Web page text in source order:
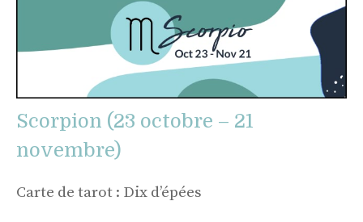
Scorpion (23 octobre – 21
novembre)
Carte de tarot : Dix d’épées